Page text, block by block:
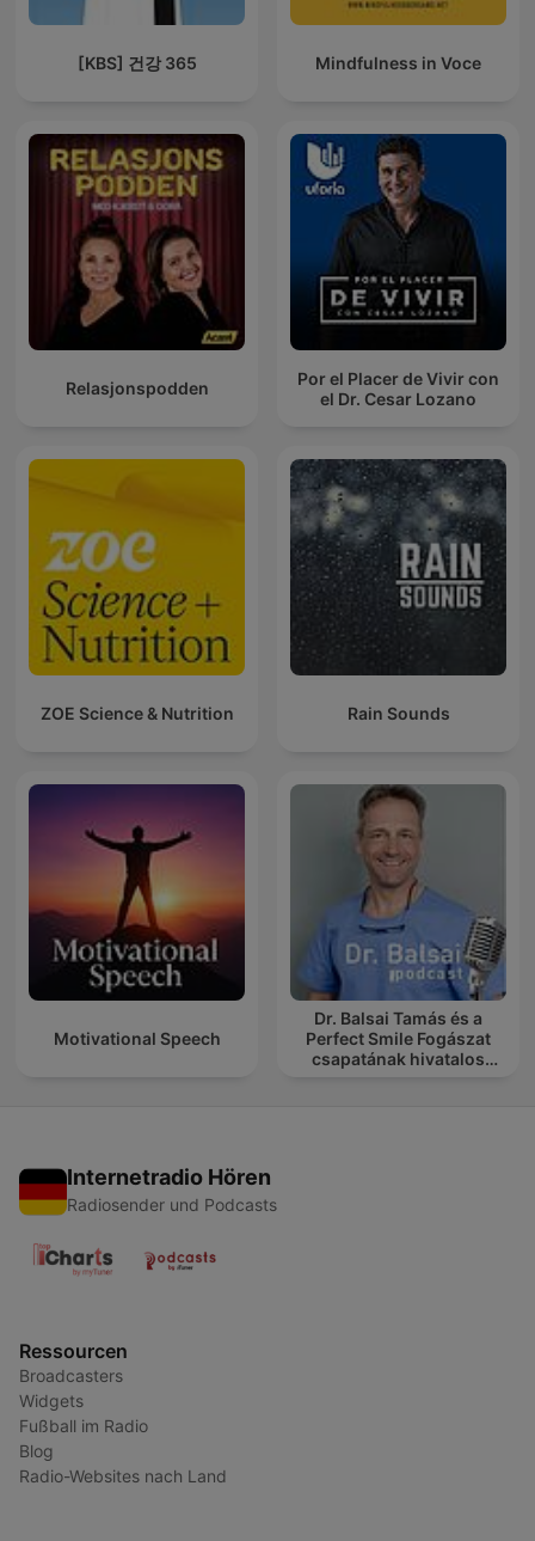
[KBS] 건강 365 Mindfulness in Voce
Relasjonspodden
Por el Placer de Vivir con
el Dr. Cesar Lozano
ZOE Science & Nutrition Rain Sounds
Motivational Speech
Dr. Balsai Tamás és a
Perfect Smile Fogászat
csapatának hivatalos
Internetradio Hören
Radiosender und Podcasts
Ressourcen
Broadcasters
Widgets
Fußball im Radio
Blog
Radio-Websites nach Land